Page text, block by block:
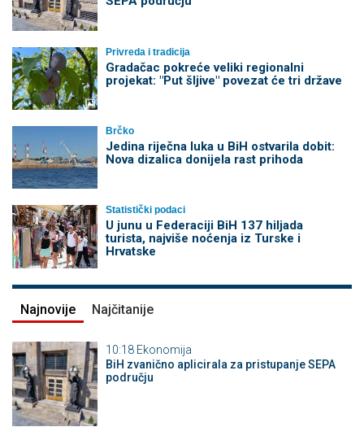
Privreda i tradicija
Gradačac pokreće veliki regionalni
projekat: "Put šljive" povezat će tri države
Brčko
Jedina riječna luka u BiH ostvarila dobit:
Nova dizalica donijela rast prihoda
Statistički podaci
U junu u Federaciji BiH 137 hiljada
turista, najviše noćenja iz Turske i
Hrvatske
Najnovije Najčitanije
10:18 Ekonomija
BiH zvanično aplicirala za pristupanje SEPA
području